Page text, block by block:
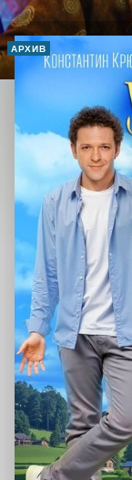
АРХИВ